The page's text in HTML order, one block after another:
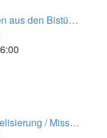
aus den Bistü…
/ Miss…